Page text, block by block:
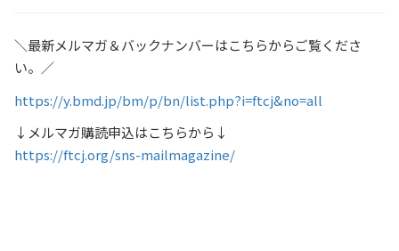
＼最新メルマガ＆バックナンバーはこちらからご覧くださ
い。／
https://y.bmd.jp/bm/p/bn/list.php?i=ftcj&no=all
↓メルマガ購読申込はこちらから↓
https://ftcj.org/sns-mailmagazine/